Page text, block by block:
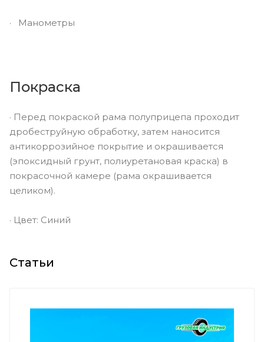
· Манометры
Покраска
· Перед покраской рама полуприцепа проходит
дробеструйную обработку, затем наносится
антикоррозийное покрытие и окрашивается
(эпоксидный грунт, полиуретановая краска) в
покрасочной камере (рама окрашивается
целиком).
· Цвет: Синий
Статьи